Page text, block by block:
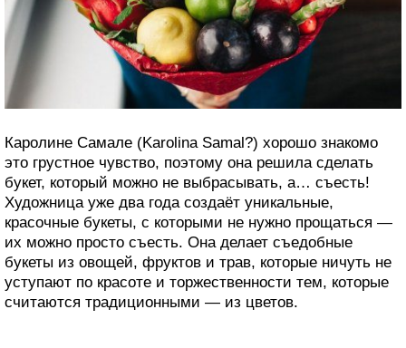
Каролине Самале (Karolina Samal?) хорошо знакомо
это грустное чувство, поэтому она решила сделать
букет, который можно не выбрасывать, а… съесть!
Художница уже два года создаёт уникальные,
красочные букеты, с которыми не нужно прощаться —
их можно просто съесть. Она делает съедобные
букеты из овощей, фруктов и трав, которые ничуть не
уступают по красоте и торжественности тем, которые
считаются традиционными — из цветов.